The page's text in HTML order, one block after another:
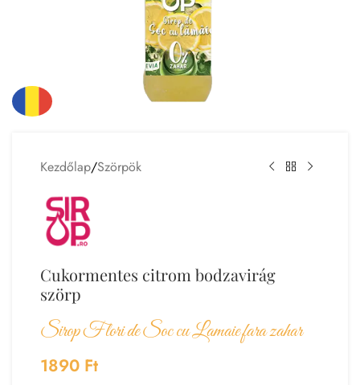
Kezdőlap/Szörpök
Cukormentes citrom bodzavirág
szörp
Sirop Flori de Soc cu Lamaie fara zahar
1890 Ft